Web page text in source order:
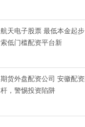
航天电子股票 最低本金起
索低门槛配资平台新
期货外盘配资公司 安徽配
杆，警惕投资陷阱